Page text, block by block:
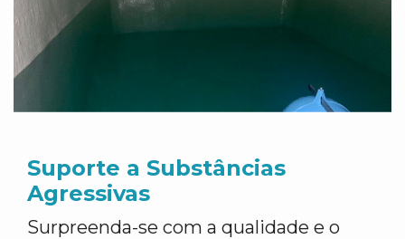
Suporte a Substâncias
Agressivas
Surpreenda-se com a qualidade e o